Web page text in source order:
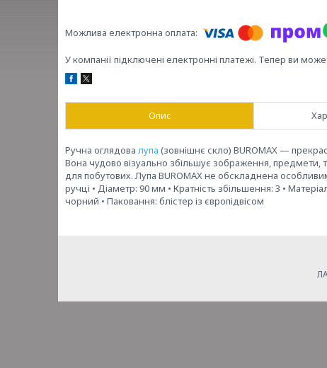
У компанії підключені електронні платежі. Тепер ви
Опис
Ручна оглядова лупа (зовнішнє скло) BUROMAX —
Вона чудово візуально збільшує зображення, предмети,
для побутових. Лупа BUROMAX не обскладнена
ручці • Діаметр: 90 мм • Кратність збільшення: 3 •
чорний • Паковання: блістер із європідвісом